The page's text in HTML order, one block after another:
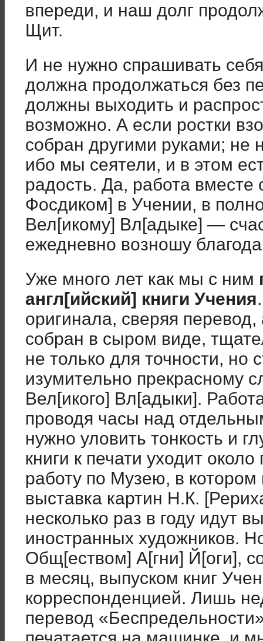
впереди, и наш долг
Щит.
И не нужно спрашивать
должна продолжаться без
должны выходить и
возможно. А если ростки
собран другими руками; не
ибо мы сеятели, и в этом
радость. Да, работа
Фосдиком] в Учении, в
Вел[икому] Вл[адыке] —
ежедневно возношу
Уже много лет как мы с ним
англ[ийский] книги Учения
оригинала, сверяя
собран в сыром виде,
не только для точности, но
изумительно прекрасному
Вел[икого] Вл[адыки].
проводя часы над
нужно уловить тонкость и
книги к печати уходит
работу по Музею, в котором
выставка картин Н.К.
несколько раз в году идут
иностранных художников.
Общ[еством] А[гни] Й[оги],
в месяц, выпуском книг
корреспонденцией. Лишь
перевод